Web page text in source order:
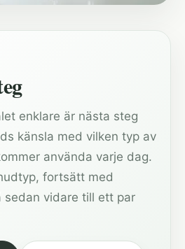
enklare är nästa steg
känsla med vilken typ av
använda varje dag.
fortsätt med
sedan vidare till ett par